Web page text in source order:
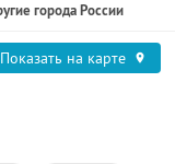
города России
Показать на карте